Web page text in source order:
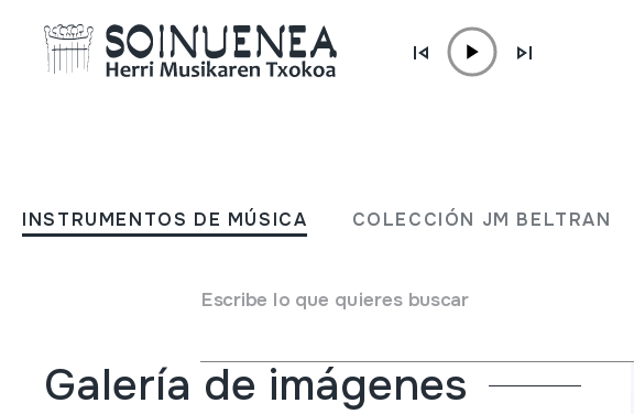
INSTRUMENTOS DE MÚSICA COLECCIÓN JM BELTRAN
Escribe lo que quieres buscar
TULURTEA
Tipo de Instrumento de música Membranófonos->Mirliton
Galería de imágenes